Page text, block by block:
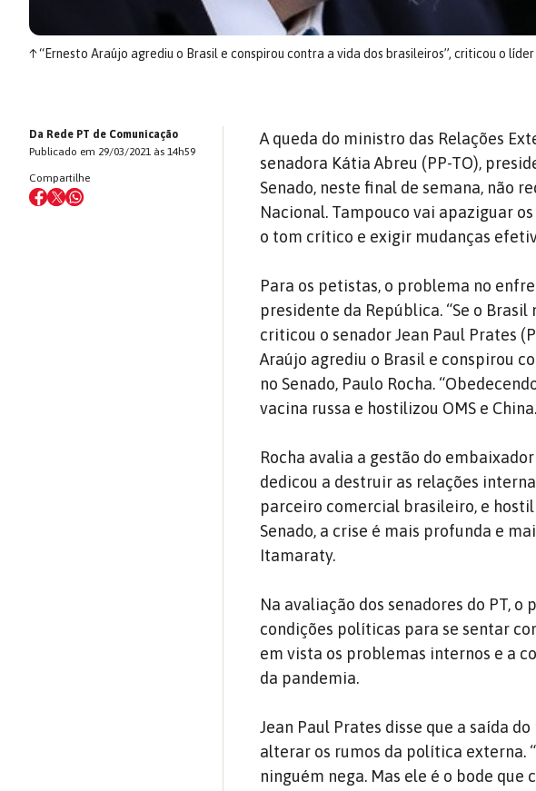
↑“Ernesto Araújo agrediu o Brasil e conspirou contra a vida dos brasileiros”, criticou o
Da Rede PT de Comunicação
Publicado em 29/03/2021 às 14h59
Compartilhe
A queda do ministro das Relações
senadora Kátia Abreu (PP-TO),
Senado, neste final de semana, não
Nacional. Tampouco vai apaziguar
o tom crítico e exigir mudanças
Para os petistas, o problema no
presidente da República. “Se o
criticou o senador Jean Paul Prates
Araújo agrediu o Brasil e conspirou
no Senado, Paulo Rocha.
vacina russa e hostilizou OMS e
Rocha avalia a gestão do
dedicou a destruir as relações
parceiro comercial brasileiro, e
Senado, a crise é mais profunda e
Itamaraty.
Na avaliação dos senadores do PT,
condições políticas para se sentar
em vista os problemas internos e a
da pandemia.
Jean Paul Prates disse que a saída
alterar os rumos da política externa.
ninguém nega. Mas ele é o bode